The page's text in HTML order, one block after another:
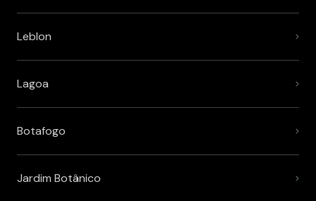
Leblon
Lagoa
Botafogo
Jardim Botânico